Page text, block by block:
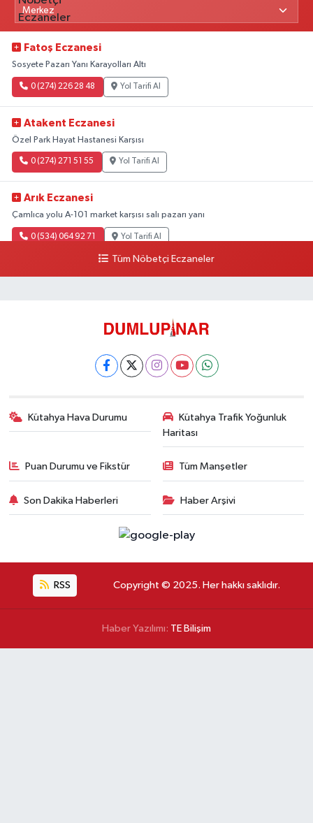
Fatoş Eczanesi
Sosyete Pazarı Yanı Karayolları Altı
0 (274) 226 28 48 Yol Tarifi Al
Atakent Eczanesi
Özel Park Hayat Hastanesi Karşısı
0 (274) 271 51 55 Yol Tarifi Al
Arık Eczanesi
Çamlıca yolu A-101 market karşısı salı pazarı yanı
0 (534) 064 92 71 Yol Tarifi Al
Tüm Nöbetçi Eczaneler
Kütahya Hava Durumu
Kütahya Trafik Yoğunluk
Haritası
Puan Durumu ve Fikstür Tüm Manşetler
Son Dakika Haberleri Haber Arşivi
RSS Copyright © 2025. Her hakkı saklıdır.
Haber Yazılımı: TE Bilişim